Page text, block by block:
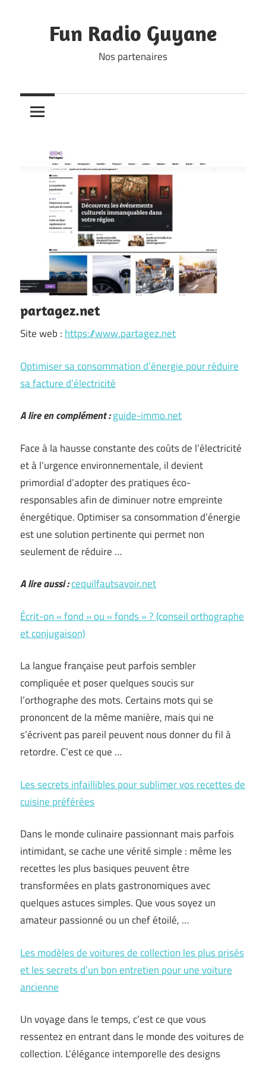
contentFun Radio Guyane
Nos partenaires
partagez.net
Site web : https://www.partagez.net
Optimiser sa consommation d’énergie pour réduire
sa facture d’électricité
A lire en complément :guide-immo.net
Face à la hausse constante des coûts de l’électricité
et à l’urgence environnementale, il devient
primordial d’adopter des pratiques éco-
responsables afin de diminuer notre empreinte
énergétique. Optimiser sa consommation d’énergie
est une solution pertinente qui permet non
seulement de réduire …
A lire aussi :cequilfautsavoir.net
Écrit-on « fond » ou « fonds » ? (conseil orthographe
et conjugaison)
La langue française peut parfois sembler
compliquée et poser quelques soucis sur
l’orthographe des mots. Certains mots qui se
prononcent de la même manière, mais qui ne
s’écrivent pas pareil peuvent nous donner du fil à
retordre. C’est ce que …
Les secrets infaillibles pour sublimer vos recettes de
cuisine préférées
Dans le monde culinaire passionnant mais parfois
intimidant, se cache une vérité simple : même les
recettes les plus basiques peuvent être
transformées en plats gastronomiques avec
quelques astuces simples. Que vous soyez un
amateur passionné ou un chef étoilé, …
Les modèles de voitures de collection les plus prisés
et les secrets d’un bon entretien pour une voiture
ancienne
Un voyage dans le temps, c’est ce que vous
ressentez en entrant dans le monde des voitures de
collection. L’élégance intemporelle des designs